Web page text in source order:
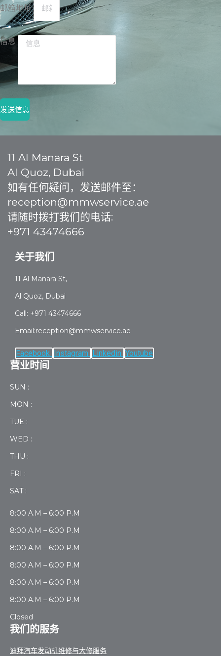
邮箱地址
信息
发送信息
11 Al Manara St
Al Quoz, Dubai
如有任何疑问，发送邮件至：
reception@mmwservice.ae
请随时拨打我们的电话:
+971 43474666
关于我们
11 Al Manara St,
Al Quoz, Dubai
Call: +971 43474666
Email:reception@mmwservice.ae
Facebook Instagram Linkedin Youtube
营业时间
SUN :
MON :
TUE :
WED :
THU :
FRI :
SAT :
8:00 A.M – 6:00 P.M
8:00 A.M – 6:00 P.M
8:00 A.M – 6:00 P.M
8:00 A.M – 6:00 P.M
8:00 A.M – 6:00 P.M
8:00 A.M – 6:00 P.M
Closed
我们的服务
迪拜汽车发动机维修与大修服务